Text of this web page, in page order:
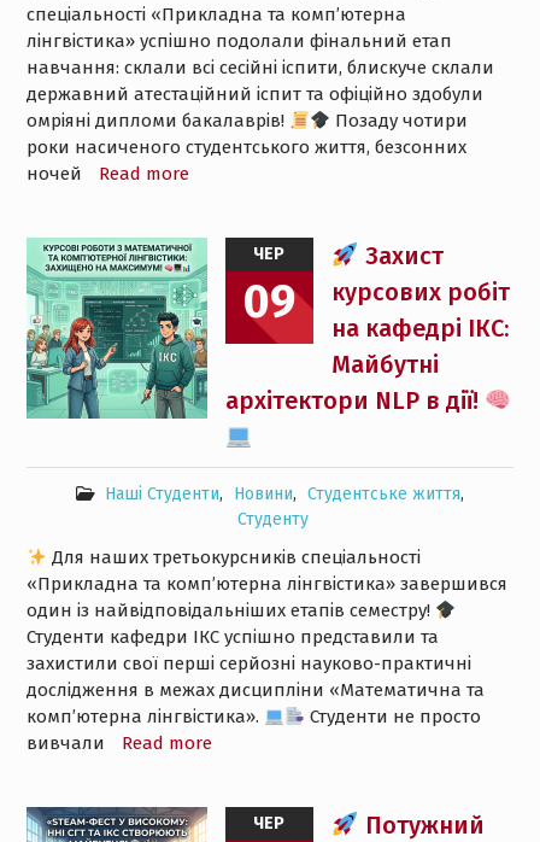
спеціальності «Прикладна та комп’ютерна
лінгвістика» успішно подолали фінальний етап
навчання: склали всі сесійні іспити, блискуче склали
державний атестаційний іспит та офіційно здобули
омріяні дипломи бакалаврів!
Позаду чотири
роки насиченого студентського життя, безсонних
ночей
Read more
ЧЕР
09
Захист
курсових робіт
на кафедрі ІКС:
Майбутні
архітектори NLP в дії!
Наші Студенти, Новини, Студентське життя,
Студенту
Для наших третьокурсників спеціальності
«Прикладна та комп’ютерна лінгвістика» завершився
один із найвідповідальніших етапів семестру!
Студенти кафедри ІКС успішно представили та
захистили свої перші серйозні науково-практичні
дослідження в межах дисципліни «Математична та
комп’ютерна лінгвістика».
Студенти не просто
вивчали
Read more
ЧЕР
Потужний